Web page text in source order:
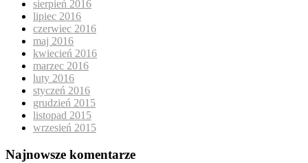
sierpień 2016
lipiec 2016
czerwiec 2016
maj 2016
kwiecień 2016
marzec 2016
luty 2016
styczeń 2016
grudzień 2015
listopad 2015
wrzesień 2015
Najnowsze komentarze